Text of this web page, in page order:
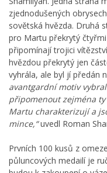
zjednodušených
sovětská hvězda. Druhá
pro Martu překrytý
připomínají trojici
hvězdou překrytý jen
vyhrála, ale byl jí předán
avantgardní motiv
připomenout zejména
Martu charakterizují a
mince,“uvedl Roman
Prvních 100 kusů z
půluncových medailí je